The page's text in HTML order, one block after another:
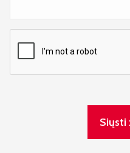
Siųsti